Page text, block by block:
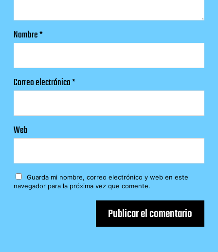
Nombre*
Correo electrónico*
Web
Guarda mi nombre, correo electrónico y web en este
navegador para la próxima vez que comente.